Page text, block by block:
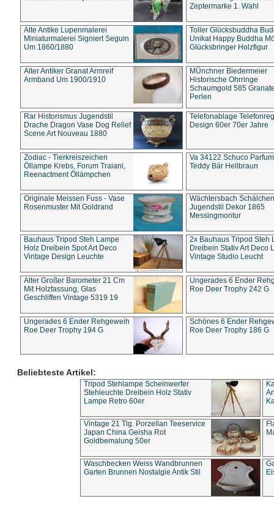
Zeptermarke 1. Wahl
Alte Antike Lupenmalerei
Miniaturmalerei Signiert Seguin
Um 1860/1880
Toller Glücksbuddha
Unikat Happy Buddha
Glücksbringer Holzfigur
Alter Antiker Granat Armreif
Armband Um 1900/1910
MÜnchner Biedermeier
Historische Ohrringe
Schaumgold 585
Perlen
Rar Historismus Jugendstil
Drache Dragon Vase Dog Relief
Scene Art Nouveau 1880
Telefonablage
Design 60er 70er Jahre
Zodiac - Tierkreiszeichen
Öllampe Krebs, Forum Traiani,
Reenactment Öllämpchen
Va 34122 Schuco
Teddy Bär Hellbraun
Originale Meissen Fuss - Vase
Rosenmuster Mit Goldrand
Wächtersbach Schälchen
Jugendstil Dekor 1865
Messingmontur
Bauhaus Tripod Steh Lampe
Holz Dreibein Spot Art Deco
Vintage Design Leuchte
2x Bauhaus Tripod Steh
Dreibein Stativ Art Deco
Vintage Studio Leucht
Alter Großer Barometer 21 Cm
Mit Holzfassung, Glas
Geschliffen Vintage 5319 19
Ungerades 6 Ender
Roe Deer Trophy 242 G
Ungerades 6 Ender Rehgeweih
Roe Deer Trophy 194 G
Schönes 6 Ender
Roe Deer Trophy 186 G
Beliebteste Artikel:
Tripod Stehlampe Scheinwerfer
Stehleuchte Dreibein Holz Stativ
Lampe Retro 60er
Vintage 21 Tlg. Porzellan Teeservice
Japan China Geisha Rot
Goldbemalung 50er
Waschbecken Weiss Wandbrunnen
Garten Brunnen Nostalgie Antik Stil